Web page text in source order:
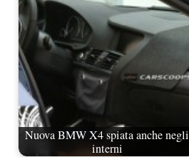
Nuova BMW X4 spiata anche negli
interni